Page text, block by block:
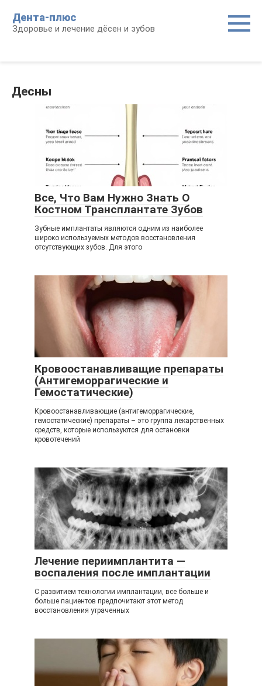
контенту
Дента-плюс
Здоровье и лечение дёсен и зубов
Десны
Все, Что Вам Нужно Знать О
Костном Трансплантате Зубов
Зубные имплантаты являются одним из наиболее
широко используемых методов восстановления
отсутствующих зубов. Для этого
Кровоостанавливащие препараты
(Антигеморрагические и
Гемостатические)
Кровоостанавливающие (антигеморрагические,
гемостатические) препараты – это группа лекарственных
средств, которые используются для остановки
кровотечений
Лечение периимплантита —
воспаления после имплантации
С развитием технологии имплантации, все больше и
больше пациентов предпочитают этот метод
восстановления утраченных